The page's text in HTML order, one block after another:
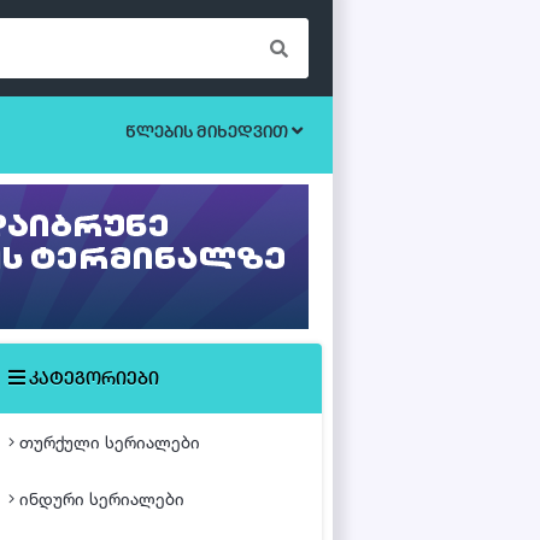
ეროტიული
მძაფრ-სიუჟეტიანი
წლების მიხედვით
კატეგორიები
თურქული სერიალები
ინდური სერიალები